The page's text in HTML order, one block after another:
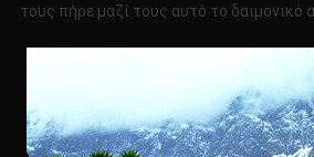
τους πήρε μαζί τους αυτό το δαιμονικό